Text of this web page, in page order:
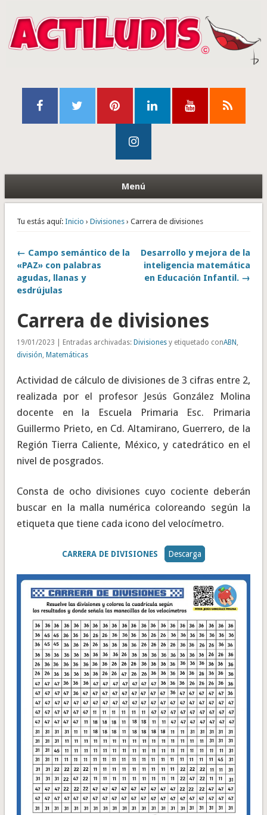
Menú
Tu estás aquí: Inicio › Divisiones› Carrera de divisiones
← Campo semántico de la
«PAZ» con palabras
agudas, llanas y
esdrújulas
Desarrollo y mejora de la
inteligencia matemática
en Educación Infantil. →
Carrera de divisiones
19/01/2023 | Entradas archivadas: Divisionesy etiquetado conABN ,
división, Matemáticas
Actividad de cálculo de divisiones de 3 cifras entre 2,
realizada por el profesor Jesús González Molina
docente en la Escuela Primaria Esc. Primaria
Guillermo Prieto, en Cd. Altamirano, Guerrero, de la
Región Tierra Caliente, México, y catedrático en el
nivel de posgrados.
Consta de ocho divisiones cuyo cociente deberán
buscar en la malla numérica coloreando según la
etiqueta que tiene cada icono del velocímetro.
CARRERA DE DIVISIONES Descarga